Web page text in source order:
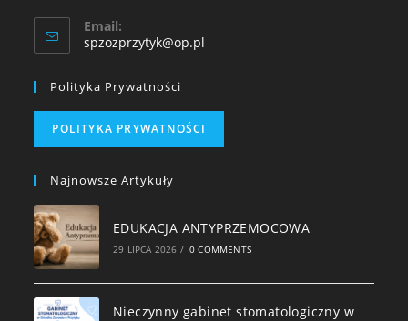
Email:
spzozprzytyk@op.pl
Polityka Prywatności
POLITYKA PRYWATNOŚCI
Najnowsze Artykuły
EDUKACJA ANTYPRZEMOCOWA
29 LIPCA 2026 / 0 COMMENTS
Nieczynny gabinet stomatologiczny w